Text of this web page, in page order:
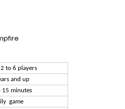
2 to 6 players
and up
15 minutes
game